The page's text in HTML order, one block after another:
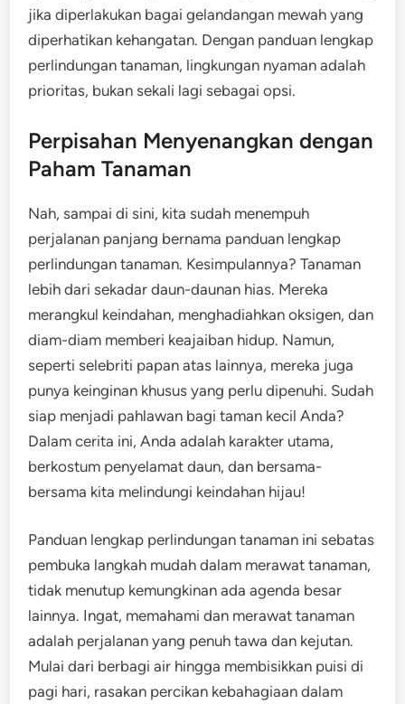
jika diperlakukan bagai gelandangan mewah yang
diperhatikan kehangatan. Dengan panduan lengkap
perlindungan tanaman, lingkungan nyaman adalah
prioritas, bukan sekali lagi sebagai opsi.
Perpisahan Menyenangkan dengan
Paham Tanaman
Nah, sampai di sini, kita sudah menempuh
perjalanan panjang bernama panduan lengkap
perlindungan tanaman. Kesimpulannya? Tanaman
lebih dari sekadar daun-daunan hias. Mereka
merangkul keindahan, menghadiahkan oksigen, dan
diam-diam memberi keajaiban hidup. Namun,
seperti selebriti papan atas lainnya, mereka juga
punya keinginan khusus yang perlu dipenuhi. Sudah
siap menjadi pahlawan bagi taman kecil Anda?
Dalam cerita ini, Anda adalah karakter utama,
berkostum penyelamat daun, dan bersama-
bersama kita melindungi keindahan hijau!
Panduan lengkap perlindungan tanaman ini sebatas
pembuka langkah mudah dalam merawat tanaman,
tidak menutup kemungkinan ada agenda besar
lainnya. Ingat, memahami dan merawat tanaman
adalah perjalanan yang penuh tawa dan kejutan.
Mulai dari berbagi air hingga membisikkan puisi di
pagi hari, rasakan percikan kebahagiaan dalam